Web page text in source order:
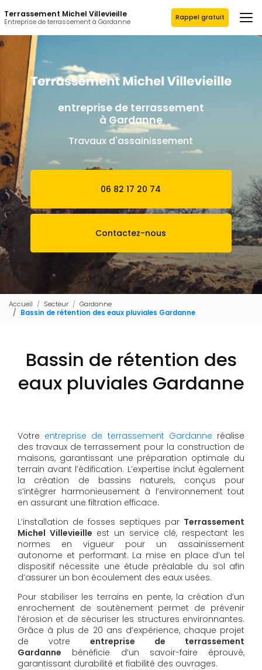
au
contenu
principal
Terrassement Michel Villevieille
Entreprise de terrassement à Gardanne Rappel gratuit
entreprise de terrassement
à Gardanne
Travaux d'assainissement
06 82 17 20 74
Contactez-nous
Accueil Secteur
Gardanne
Bassin de rétention des eaux pluviales Gardanne
Bassin de rétention des
eaux pluviales Gardanne
Votre entreprise de terrassement Gardanne réalise
des travaux de terrassement pour la construction de
maisons, garantissant une préparation optimale du
terrain avant l’édification. L’expertise inclut également
la création de bassins naturels, conçus pour
s’intégrer harmonieusement à l’environnement tout
en assurant une filtration efficace.
L’installation de fosses septiques par Terrassement
Michel Villevieille est un service clé, respectant les
normes en vigueur pour un assainissement
autonome et performant. La mise en place d’un tel
dispositif nécessite une étude préalable du sol afin
d’assurer un bon écoulement des eaux usées.
Pour stabiliser les terrains en pente, la création d’un
enrochement de soutènement permet de prévenir
l’érosion et de sécuriser les structures environnantes.
Grâce à plus de 20 ans d’expérience, chaque projet
de votre entreprise de terrassement
Gardanne bénéficie d’un savoir-faire éprouvé,
garantissant durabilité et fiabilité des ouvrages.